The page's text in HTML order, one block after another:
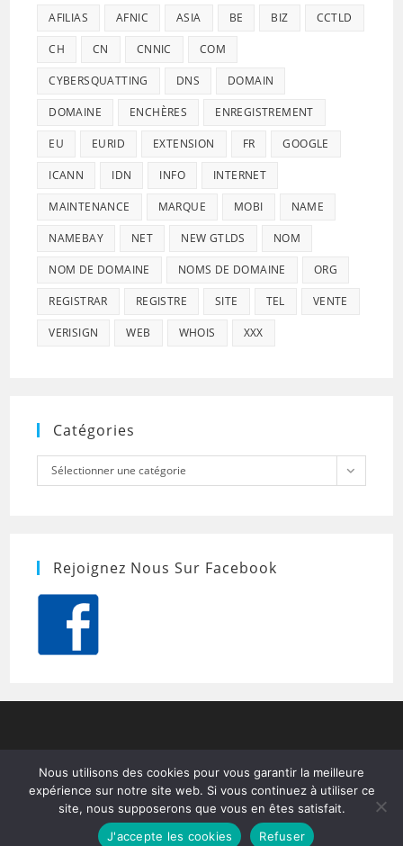
AFILIAS AFNIC ASIA BE BIZ CCTLD
CH CN CNNIC COM
CYBERSQUATTING DNS DOMAIN
DOMAINE ENCHÈRES ENREGISTREMENT
EU EURID EXTENSION FR GOOGLE
ICANN IDN INFO INTERNET
MAINTENANCE MARQUE MOBI NAME
NAMEBAY NET NEW GTLDS NOM
NOM DE DOMAINE NOMS DE DOMAINE ORG
REGISTRAR REGISTRE SITE TEL VENTE
VERISIGN WEB WHOIS XXX
Catégories
Catégories
Sélectionner une catégorie
Rejoignez Nous Sur Facebook
Nous utilisons des cookies pour vous garantir la meilleure
expérience sur notre site web. Si vous continuez à utiliser ce
site, nous supposerons que vous en êtes satisfait.
J'accepte les cookies
Refuser